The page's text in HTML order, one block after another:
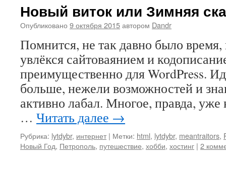
Новый виток или Зимняя
Опубликовано 9 октября 2015автором Dandr
Помнится, не так давно было время,
увлёкся сайтоваянием и
преимущественно для WordPress.
больше, нежели возможностей и
активно лабал. Многое, правда,
… Читать далее →
Рубрика: lytdybr, интернет | Метки: html, lytdybr, meantraitors,
Новый Год, Петрополь, путешествие, хобби, хостинг | 2